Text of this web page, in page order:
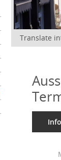
Translate